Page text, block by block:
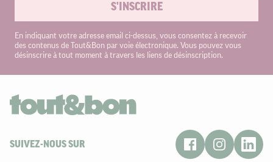
S'INSCRIRE
En indiquant votre adresse email ci-dessus, vous consentez à recevoir
des contenus de Tout&Bon par voie électronique. Vous pouvez vous
désinscrire à tout moment à travers les liens de désinscription.
SUIVEZ-NOUS SUR